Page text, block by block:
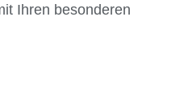
Ihren besonderen